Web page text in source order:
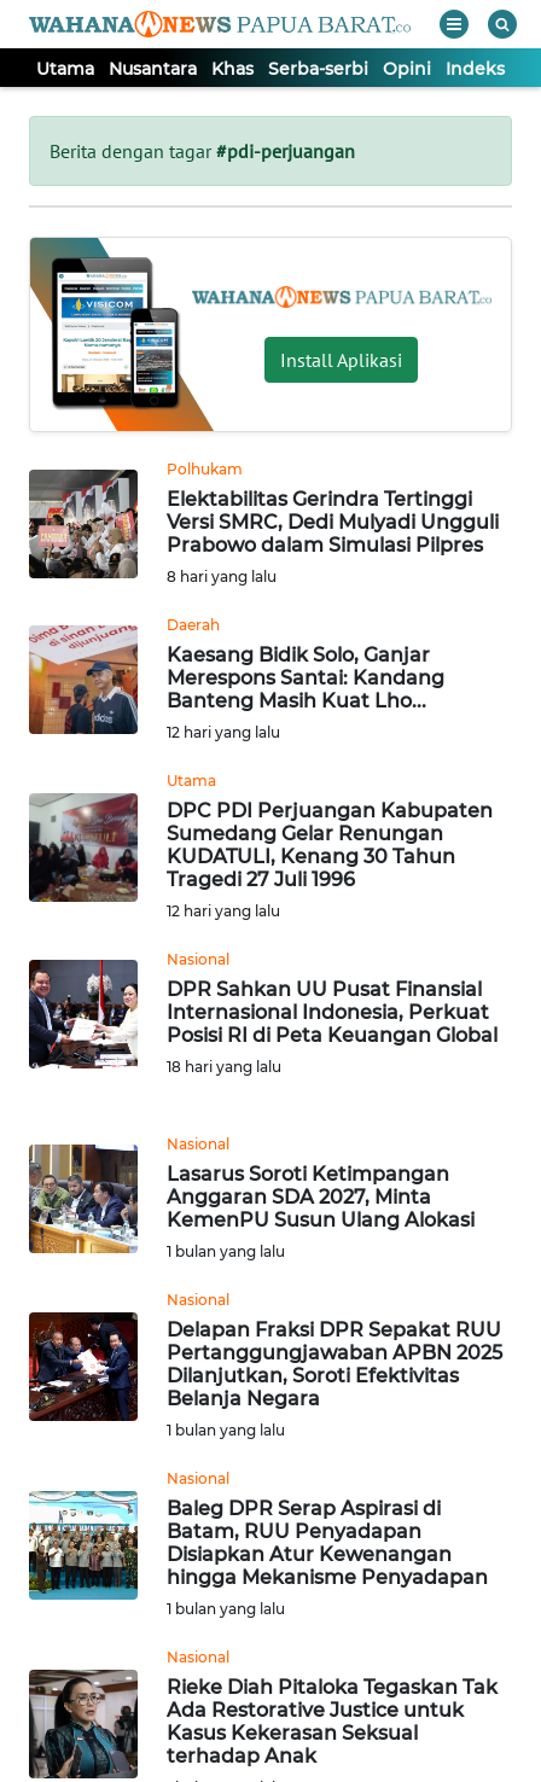
Utama Nusantara Khas Serba-serbi Opini Indeks
Berita dengan tagar#pdi-perjuangan
Install Aplikasi
Polhukam
Elektabilitas Gerindra Tertinggi
Versi SMRC, Dedi Mulyadi Ungguli
Prabowo dalam Simulasi Pilpres
8 hari yang lalu
Daerah
Kaesang Bidik Solo, Ganjar
Merespons Santai: Kandang
Banteng Masih Kuat Lho...
12 hari yang lalu
Utama
DPC PDI Perjuangan Kabupaten
Sumedang Gelar Renungan
KUDATULI, Kenang 30 Tahun
Tragedi 27 Juli 1996
12 hari yang lalu
Nasional
DPR Sahkan UU Pusat Finansial
Internasional Indonesia, Perkuat
Posisi RI di Peta Keuangan Global
18 hari yang lalu
Nasional
Lasarus Soroti Ketimpangan
Anggaran SDA 2027, Minta
KemenPU Susun Ulang Alokasi
1 bulan yang lalu
Nasional
Delapan Fraksi DPR Sepakat RUU
Pertanggungjawaban APBN 2025
Dilanjutkan, Soroti Efektivitas
Belanja Negara
1 bulan yang lalu
Nasional
Baleg DPR Serap Aspirasi di
Batam, RUU Penyadapan
Disiapkan Atur Kewenangan
hingga Mekanisme Penyadapan
1 bulan yang lalu
Nasional
Rieke Diah Pitaloka Tegaskan Tak
Ada Restorative Justice untuk
Kasus Kekerasan Seksual
terhadap Anak
Tutup
UTAMA
NUSANTARA
KHAS
SERBA-
SERBI
OPINI
Informasi
INDEKS
BERITA
KONTAK
KAMI
INFO
IKLAN
TENTANG
PEDOMAN
MEDIA
SIBER
KARIR
DISCLAIMER
News
Regional
WN
SUMUT
JAKARTA
WN
JABAR
BANTEN
WN
NTT